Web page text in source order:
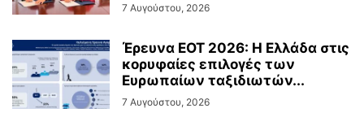
7 Αυγούστου, 2026
Έρευνα ΕΟΤ 2026: Η Ελλάδα στις
κορυφαίες επιλογές των
Ευρωπαίων ταξιδιωτών...
7 Αυγούστου, 2026